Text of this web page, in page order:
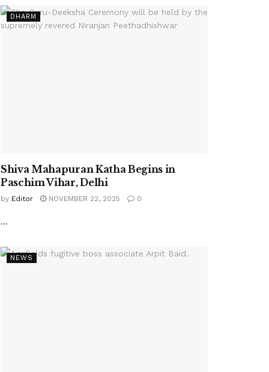
DHARM
Shiva Mahapuran Katha Begins in
Paschim Vihar, Delhi
by Editor NOVEMBER 22, 2025 0
...
NEWS